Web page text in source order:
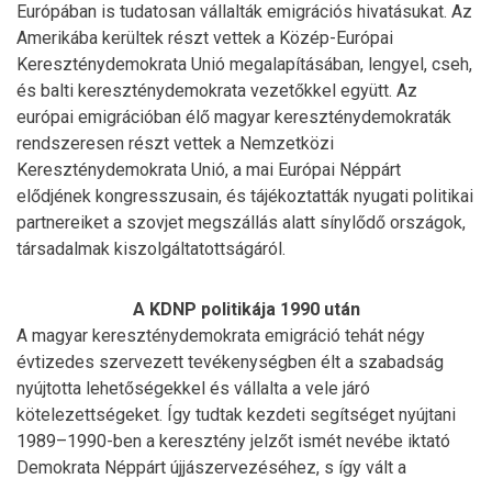
Európában is tudatosan vállalták emigrációs hivatásukat. Az
Amerikába kerültek részt vettek a Közép-Európai
Kereszténydemokrata Unió megalapításában, lengyel, cseh,
és balti kereszténydemokrata vezetőkkel együtt. Az
európai emigrációban élő magyar kereszténydemokraták
rendszeresen részt vettek a Nemzetközi
Kereszténydemokrata Unió, a mai Európai Néppárt
elődjének kongresszusain, és tájékoztatták nyugati politikai
partnereiket a szovjet megszállás alatt sínylődő országok,
társadalmak kiszolgáltatottságáról.
A KDNP politikája 1990 után
A magyar kereszténydemokrata emigráció tehát négy
évtizedes szervezett tevékenységben élt a szabadság
nyújtotta lehetőségekkel és vállalta a vele járó
kötelezettségeket. Így tudtak kezdeti segítséget nyújtani
1989–1990-ben a keresztény jelzőt ismét nevébe iktató
Demokrata Néppárt újjászervezéséhez, s így vált a